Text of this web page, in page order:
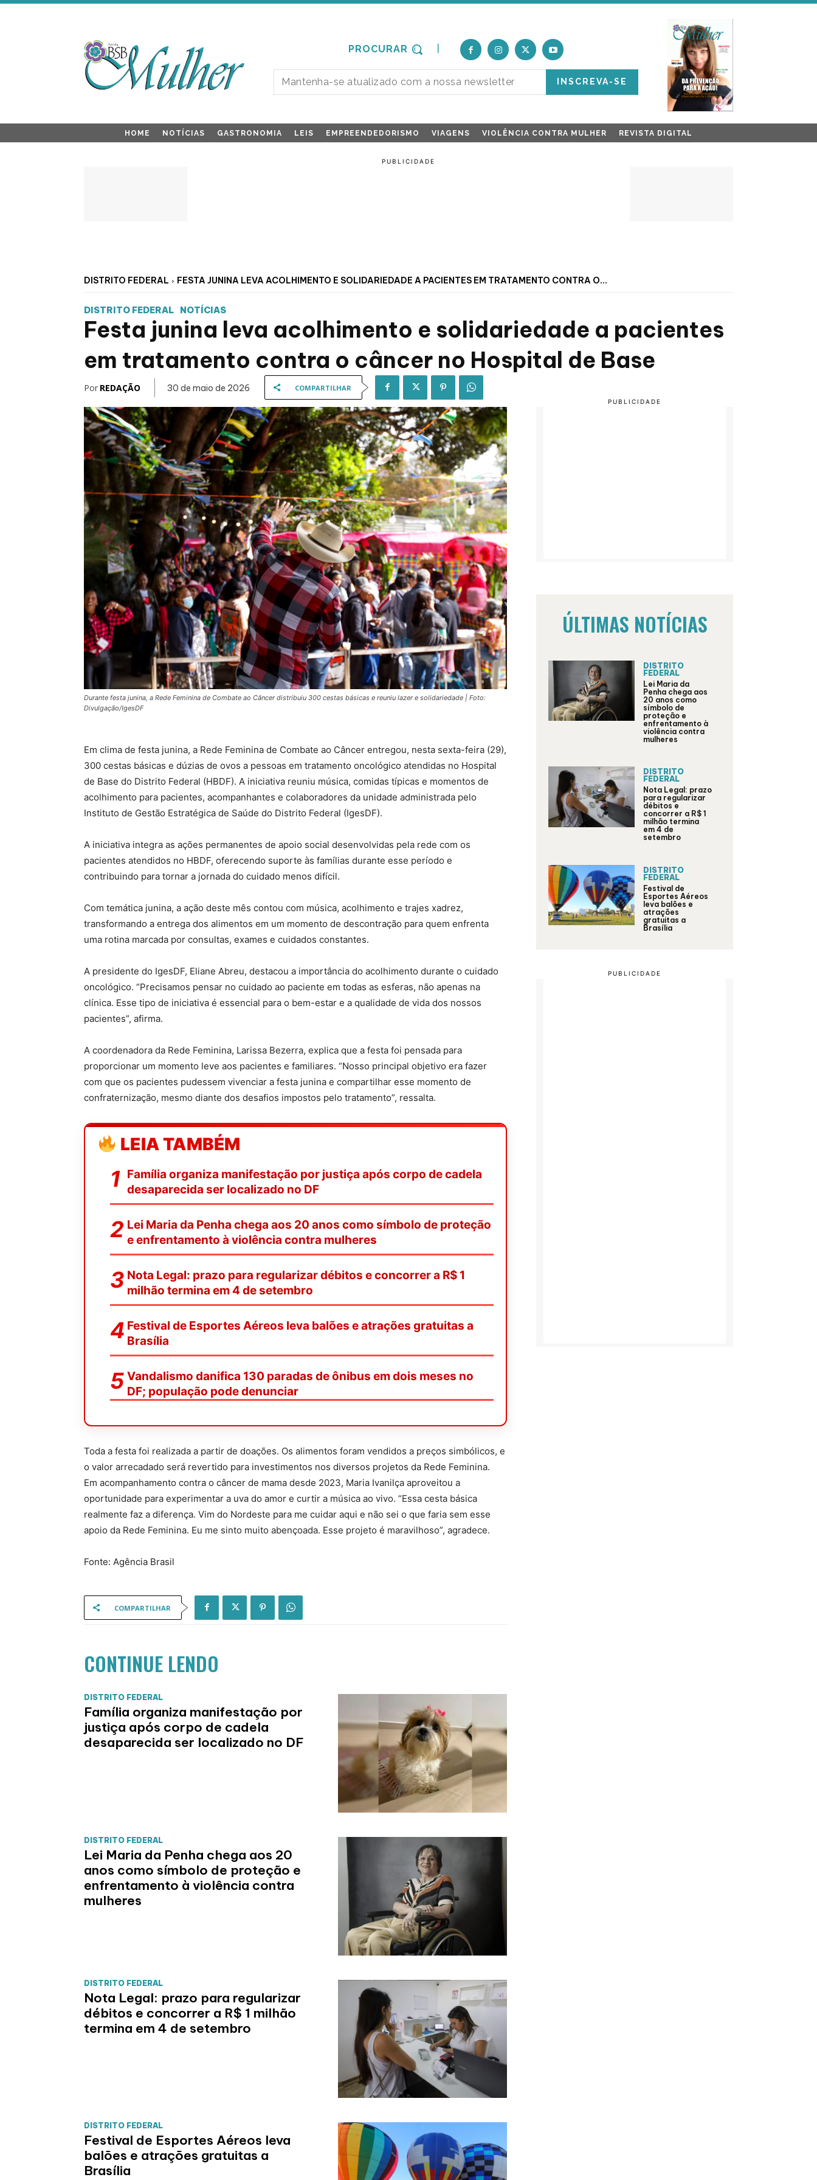
PROCURAR
INSCREVA-SE
HOME NOTÍCIAS GASTRONOMIA LEIS EMPREENDEDORISMO VIAGENS VIOLÊNCIA CONTRA MULHER REVISTA DIGITAL
DISTRITO FEDERAL FESTA JUNINA LEVA ACOLHIMENTO E SOLIDARIEDADE A PACIENTES EM TRATAMENTO CONTRA O...
DISTRITO FEDERAL NOTÍCIAS
Festa junina leva acolhimento e solidariedade a pacientes
em tratamento contra o câncer no Hospital de Base
Por REDAÇÃO 30 de maio de 2026 COMPARTILHAR
Durante festa junina, a Rede Feminina de Combate ao Câncer distribuiu 300 cestas básicas e reuniu lazer e solidariedade | Foto:
Divulgação/IgesDF
Em clima de festa junina, a Rede Feminina de Combate ao Câncer entregou, nesta sexta-feira (29),
300 cestas básicas e dúzias de ovos a pessoas em tratamento oncológico atendidas no Hospital
de Base do Distrito Federal (HBDF). A iniciativa reuniu música, comidas típicas e momentos de
acolhimento para pacientes, acompanhantes e colaboradores da unidade administrada pelo
Instituto de Gestão Estratégica de Saúde do Distrito Federal (IgesDF).
A iniciativa integra as ações permanentes de apoio social desenvolvidas pela rede com os
pacientes atendidos no HBDF, oferecendo suporte às famílias durante esse período e
contribuindo para tornar a jornada do cuidado menos difícil.
Com temática junina, a ação deste mês contou com música, acolhimento e trajes xadrez,
transformando a entrega dos alimentos em um momento de descontração para quem enfrenta
uma rotina marcada por consultas, exames e cuidados constantes.
A presidente do IgesDF, Eliane Abreu, destacou a importância do acolhimento durante o cuidado
oncológico. “Precisamos pensar no cuidado ao paciente em todas as esferas, não apenas na
clínica. Esse tipo de iniciativa é essencial para o bem-estar e a qualidade de vida dos nossos
pacientes”, afirma.
A coordenadora da Rede Feminina, Larissa Bezerra, explica que a festa foi pensada para
proporcionar um momento leve aos pacientes e familiares. “Nosso principal objetivo era fazer
com que os pacientes pudessem vivenciar a festa junina e compartilhar esse momento de
confraternização, mesmo diante dos desafios impostos pelo tratamento”, ressalta.
LEIA TAMBÉM
Família organiza manifestação por justiça após corpo de cadela
desaparecida ser localizado no DF
Lei Maria da Penha chega aos 20 anos como símbolo de proteção
e enfrentamento à violência contra mulheres
Nota Legal: prazo para regularizar débitos e concorrer a R$ 1
milhão termina em 4 de setembro
Festival de Esportes Aéreos leva balões e atrações gratuitas a
Brasília
Vandalismo danifica 130 paradas de ônibus em dois meses no
DF; população pode denunciar
Toda a festa foi realizada a partir de doações. Os alimentos foram vendidos a preços simbólicos, e
o valor arrecadado será revertido para investimentos nos diversos projetos da Rede Feminina.
Em acompanhamento contra o câncer de mama desde 2023, Maria Ivanilça aproveitou a
oportunidade para experimentar a uva do amor e curtir a música ao vivo. “Essa cesta básica
realmente faz a diferença. Vim do Nordeste para me cuidar aqui e não sei o que faria sem esse
apoio da Rede Feminina. Eu me sinto muito abençoada. Esse projeto é maravilhoso”, agradece.
Fonte: Agência Brasil
COMPARTILHAR
CONTINUE LENDO
DISTRITO FEDERAL
Família organiza manifestação por
justiça após corpo de cadela
desaparecida ser localizado no DF
DISTRITO FEDERAL
Lei Maria da Penha chega aos 20
anos como símbolo de proteção e
enfrentamento à violência contra
mulheres
DISTRITO FEDERAL
Nota Legal: prazo para regularizar
débitos e concorrer a R$ 1 milhão
termina em 4 de setembro
DISTRITO FEDERAL
Festival de Esportes Aéreos leva
balões e atrações gratuitas a
Brasília
ÚLTIMAS NOTÍCIAS
DISTRITO
FEDERAL
Lei Maria da
Penha chega aos
20 anos como
símbolo de
proteção e
enfrentamento à
violência contra
mulheres
DISTRITO
FEDERAL
Nota Legal: prazo
para regularizar
débitos e
concorrer a R$ 1
milhão termina
em 4 de
setembro
DISTRITO
FEDERAL
Festival de
Esportes Aéreos
leva balões e
atrações
gratuitas a
Brasília